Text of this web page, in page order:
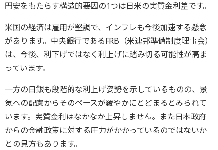
円安をもたらす構造的要因の1つは日米の実質金利差です。
米国の経済は雇用が堅調で、インフレも今後加速する懸念
があります。中央銀行であるFRB（米連邦準備制度理事会）
は、今後、利下げではなく利上げに踏み切る可能性が高ま
っています。
一方の日銀も段階的な利上げ姿勢を示しているものの、景
気への配慮からそのペースが緩やかにとどまるとみられて
います。実質金利はなかなか上昇しません。また日本政府
からの金融政策に対する圧力がかかっているのではないか
との見方もあります。